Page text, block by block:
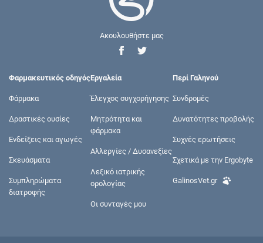
Ακουλουθήστε μας
Φαρμακευτικός οδηγός
Φάρμακα
Δραστικές ουσίες
Ενδείξεις και αγωγές
Σκευάσματα
Συμπληρώματα
διατροφής
Εργαλεία
Έλεγχος συγχορήγησης
Μητρότητα και
φάρμακα
Αλλεργίες / Δυσανεξίες
Λεξικό ιατρικής
ορολογίας
Οι συνταγές μου
Περί Γαληνού
Συνδρομές
Δυνατότητες προβολής
Συχνές ερωτήσεις
Σχετικά με την Ergobyte
GalinosVet.gr